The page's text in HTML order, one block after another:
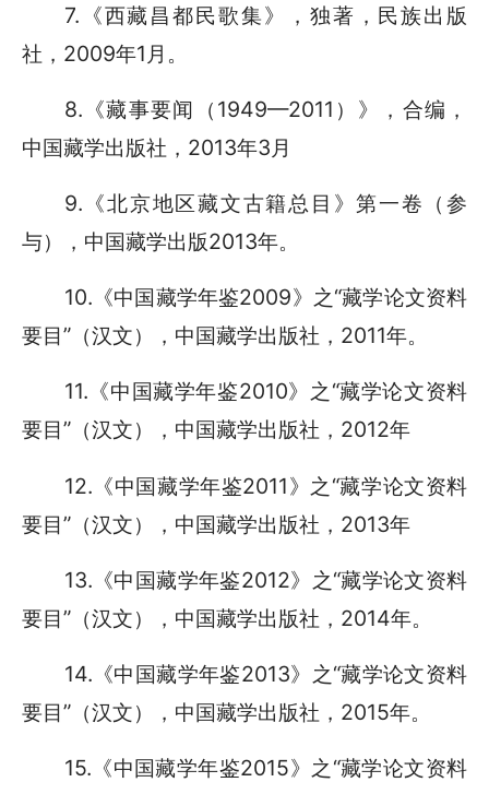
7.《西藏昌都民歌集》，独著，民族出版
社，2009年1月。
8.《藏事要闻（1949—2011）》，合编，
中国藏学出版社，2013年3月
9.《北京地区藏文古籍总目》第一卷（参
与），中国藏学出版2013年。
10.《中国藏学年鉴2009》之“藏学论文资料
要目”（汉文），中国藏学出版社，2011年。
11.《中国藏学年鉴2010》之“藏学论文资料
要目”（汉文），中国藏学出版社，2012年
12.《中国藏学年鉴2011》之“藏学论文资料
要目”（汉文），中国藏学出版社，2013年
13.《中国藏学年鉴2012》之“藏学论文资料
要目”（汉文），中国藏学出版社，2014年。
14.《中国藏学年鉴2013》之“藏学论文资料
要目”（汉文），中国藏学出版社，2015年。
15.《中国藏学年鉴2015》之“藏学论文资料